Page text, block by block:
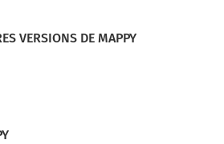
VERSIONS DE MAPPY